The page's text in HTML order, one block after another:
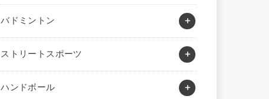
バドミントン
ストリートスポーツ
ハンドボール